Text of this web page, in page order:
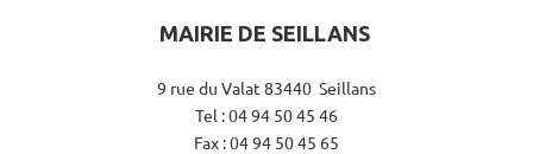
MAIRIE DE SEILLANS
9 rue du Valat 83440 Seillans
Tel : 04 94 50 45 46
Fax : 04 94 50 45 65